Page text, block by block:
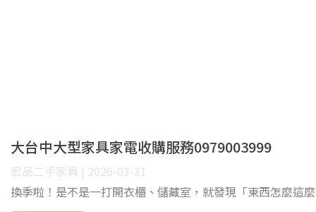
大台中大型家具家電收購服務0979003999
宏品二手家具 | 2026-03-31
換季啦！是不是一打開衣櫃、儲藏室，就發現「東西怎麼這